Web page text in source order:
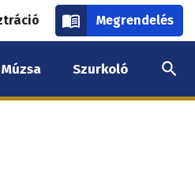
Megrendelés
Múzsa Szurkoló